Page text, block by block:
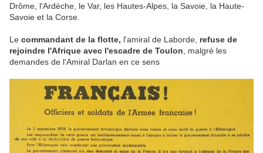
Drôme, l'Ardèche, le Var, les Hautes-Alpes, la Savoie, la Haute-
Savoie et la Corse.
Le commandant de la flotte, l'amiral de Laborde, refuse de
rejoindre l'Afrique avec l'escadre de Toulon , malgré les
demandes de l'Amiral Darlan en ce sens